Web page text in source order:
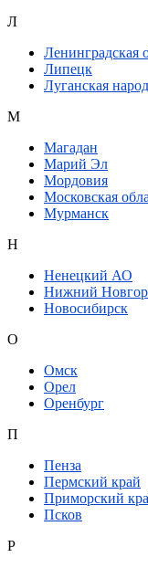
Л
Ленинградская
Липецк
Луганская
М
Магадан
Марий Эл
Мордовия
Московская
Мурманск
Н
Ненецкий АО
Нижний
Новосибирск
О
Омск
Орел
Оренбург
П
Пенза
Пермский край
Приморский
Псков
Р